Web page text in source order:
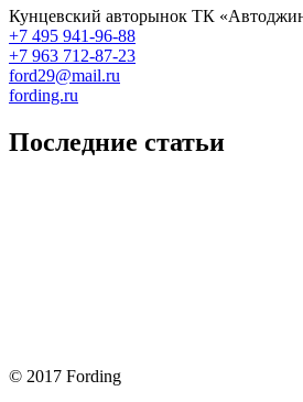
Кунцевский авторынок ТК
+7 495 941-96-88
+7 963 712-87-23
ford29@mail.ru
fording.ru
Последние статьи
© 2017 Fording